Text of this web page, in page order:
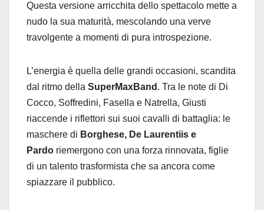
Questa versione arricchita dello spettacolo mette a
nudo la sua maturità, mescolando una verve
travolgente a momenti di pura introspezione.
L’energia è quella delle grandi occasioni, scandita
dal ritmo della SuperMaxBand . Tra le note di Di
Cocco, Soffredini, Fasella e Natrella, Giusti
riaccende i riflettori sui suoi cavalli di battaglia: le
maschere di Borghese, De Laurentiis e
Pardo riemergono con una forza rinnovata, figlie
di un talento trasformista che sa ancora come
spiazzare il pubblico.